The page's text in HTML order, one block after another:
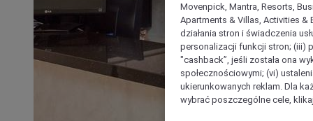
Movenpick, Mantra, Resorts,
Apartments & Villas, Activities &
działania stron i świadczenia
personalizacji funkcji stron; (iii)
"cashback”, jeśli została ona
społecznościowymi; (vi)
ukierunkowanych reklam. Dla
wybrać poszczególne cele,